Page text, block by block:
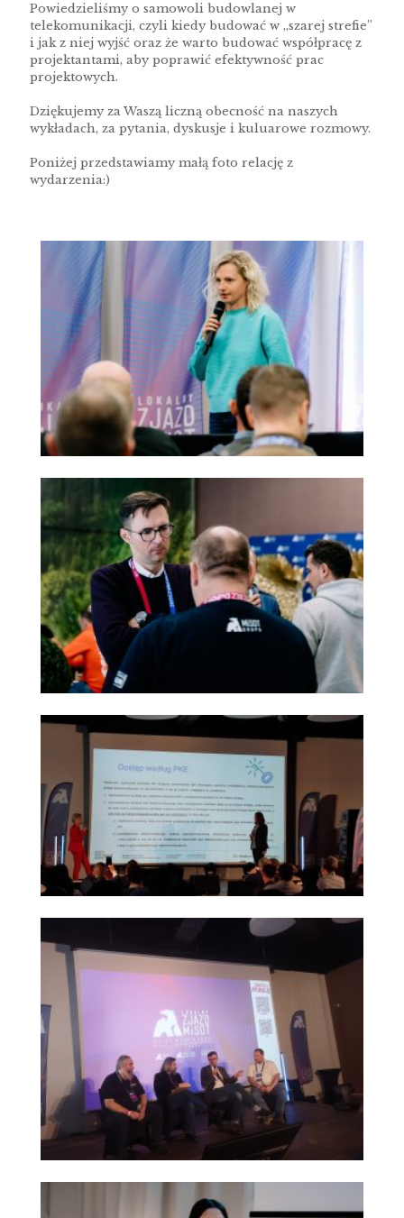
Powiedzieliśmy o samowoli budowlanej w
telekomunikacji, czyli kiedy budować w „szarej strefie”
i jak z niej wyjść oraz że warto budować współpracę z
projektantami, aby poprawić efektywność prac
projektowych.
Dziękujemy za Waszą liczną obecność na naszych
wykładach, za pytania, dyskusje i kuluarowe rozmowy.
Poniżej przedstawiamy małą foto relację z
wydarzenia:)